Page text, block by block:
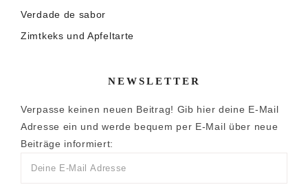
Verdade de sabor
Zimtkeks und Apfeltarte
NEWSLETTER
Verpasse keinen neuen Beitrag! Gib hier deine E-Mail
Adresse ein und werde bequem per E-Mail über neue
Beiträge informiert: